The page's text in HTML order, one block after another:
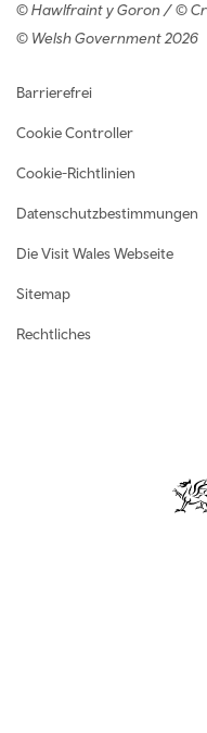
© Hawlfraint y Goron / ©
© Welsh Government 2026
Footer navigation
Barrierefrei
Cookie Controller
Cookie-Richtlinien
Datenschutzbestimmungen
Die Visit Wales Webseite
Sitemap
Rechtliches